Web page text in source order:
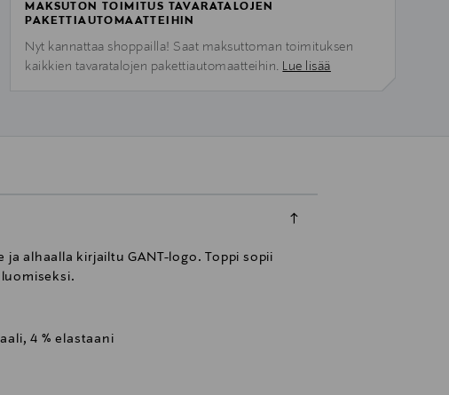
MAKSUTON TOIMITUS TAVARATALOJEN
PAKETTIAUTOMAATTEIHIN
Nyt kannattaa shoppailla! Saat maksuttoman toimituksen
kaikkien tavaratalojen pakettiautomaatteihin. Lue lisää
alhaalla kirjailtu GANT-logo. Toppi sopii
4 % elastaani